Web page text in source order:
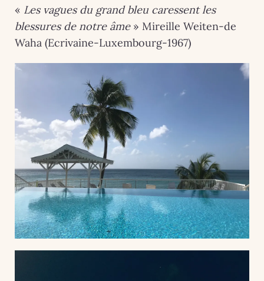
« Les vagues du grand bleu caressent les
blessures de notre âme» Mireille Weiten-de
Waha (Ecrivaine-Luxembourg-1967)